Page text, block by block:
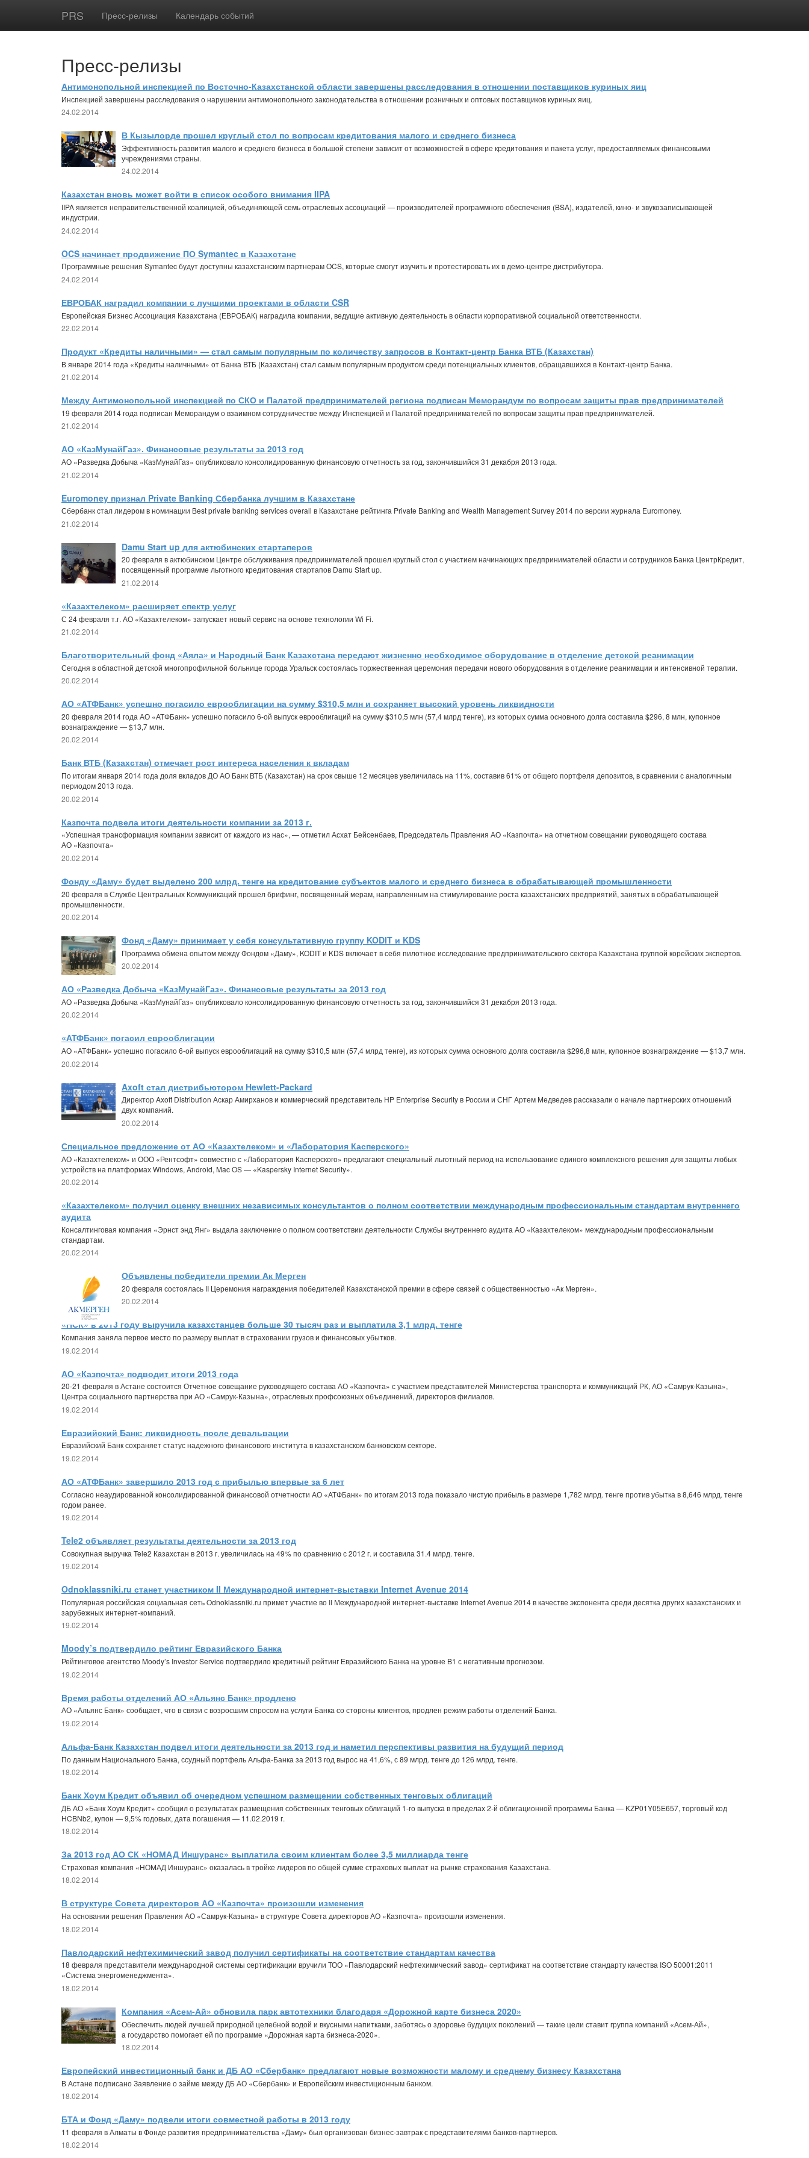
PRS Пресс-релизы Календарь событий
Пресс-релизы
Антимонопольной инспекцией по Восточно-Казахстанской области завершены расследования в отношении поставщиков куриных яиц
Инспекцией завершены расследования о нарушении антимонопольного законодательства в отношении розничных и оптовых поставщиков куриных яиц.
24.02.2014
В Кызылорде прошел круглый стол по вопросам кредитования малого и среднего бизнеса
Эффективность развития малого и среднего бизнеса в большой степени зависит от возможностей в сфере кредитования и пакета услуг, предоставляемых финансовыми
учреждениями страны.
24.02.2014
Казахстан вновь может войти в список особого внимания IIPA
IIPA является неправительственной коалицией, объединяющей семь отраслевых ассоциаций — производителей программного обеспечения (BSA), издателей, кино- и звукозаписывающей
индустрии.
24.02.2014
OCS начинает продвижение ПО Symantec в Казахстане
Программные решения Symantec будут доступны казахстанским партнерам OCS, которые смогут изучить и протестировать их в демо-центре дистрибутора.
24.02.2014
ЕВРОБАК наградил компании с лучшими проектами в области CSR
Европейская Бизнес Ассоциация Казахстана (ЕВРОБАК) наградила компании, ведущие активную деятельность в области корпоративной социальной ответственности.
22.02.2014
Продукт «Кредиты наличными» — стал самым популярным по количеству запросов в Контакт-центр Банка ВТБ (Казахстан)
В январе 2014 года «Кредиты наличными» от Банка ВТБ (Казахстан) стал самым популярным продуктом среди потенциальных клиентов, обращавшихся в Контакт-центр Банка.
21.02.2014
Между Антимонопольной инспекцией по СКО и Палатой предпринимателей региона подписан Меморандум по вопросам защиты прав предпринимателей
19 февраля 2014 года подписан Меморандум о взаимном сотрудничестве между Инспекцией и Палатой предпринимателей по вопросам защиты прав предпринимателей.
21.02.2014
АО «КазМунайГаз». Финансовые результаты за 2013 год
АО «Разведка Добыча «КазМунайГаз» опубликовало консолидированную финансовую отчетность за год, закончившийся 31 декабря 2013 года.
21.02.2014
Euromoney признал Private Banking Сбербанка лучшим в Казахстане
Сбербанк стал лидером в номинации Best private banking services overall в Казахстане рейтинга Private Banking and Wealth Management Survey 2014 по версии журнала Euromoney.
21.02.2014
Damu Start up для актюбинских стартаперов
20 февраля в актюбинском Центре обслуживания предпринимателей прошел круглый стол с участием начинающих предпринимателей области и сотрудников Банка ЦентрКредит,
посвященный программе льготного кредитования стартапов Damu Start up.
21.02.2014
«Казахтелеком» расширяет спектр услуг
С 24 февраля т.г. АО «Казахтелеком» запускает новый сервис на основе технологии Wi Fi.
21.02.2014
Благотворительный фонд «Аяла» и Народный Банк Казахстана передают жизненно необходимое оборудование в отделение детской реанимации
Сегодня в областной детской многопрофильной больнице города Уральск состоялась торжественная церемония передачи нового оборудования в отделение реанимации и интенсивной терапии.
20.02.2014
АО «АТФБанк» успешно погасило еврооблигации на сумму $310,5 млн и сохраняет высокий уровень ликвидности
20 февраля 2014 года АО «АТФБанк» успешно погасило 6-ой выпуск еврооблигаций на сумму $310,5 млн (57,4 млрд тенге), из которых сумма основного долга составила $296, 8 млн, купонное
вознаграждение — $13,7 млн.
20.02.2014
Банк ВТБ (Казахстан) отмечает рост интереса населения к вкладам
По итогам января 2014 года доля вкладов ДО АО Банк ВТБ (Казахстан) на срок свыше 12 месяцев увеличилась на 11%, составив 61% от общего портфеля депозитов, в сравнении с аналогичным
периодом 2013 года.
20.02.2014
Казпочта подвела итоги деятельности компании за 2013 г.
«Успешная трансформация компании зависит от каждого из нас», — отметил Асхат Бейсенбаев, Председатель Правления АО «Казпочта» на отчетном совещании руководящего состава
АО «Казпочта»
20.02.2014
Фонду «Даму» будет выделено 200 млрд. тенге на кредитование субъектов малого и среднего бизнеса в обрабатывающей промышленности
20 февраля в Службе Центральных Коммуникаций прошел брифинг, посвященный мерам, направленным на стимулирование роста казахстанских предприятий, занятых в обрабатывающей
промышленности.
20.02.2014
Фонд «Даму» принимает у себя консультативную группу KODIT и KDS
Программа обмена опытом между Фондом «Даму», KODIT и KDS включает в себя пилотное исследование предпринимательского сектора Казахстана группой корейских экспертов.
20.02.2014
АО «Разведка Добыча «КазМунайГаз». Финансовые результаты за 2013 год
АО «Разведка Добыча «КазМунайГаз» опубликовало консолидированную финансовую отчетность за год, закончившийся 31 декабря 2013 года.
20.02.2014
«АТФБанк» погасил еврооблигации
АО «АТФБанк» успешно погасило 6-ой выпуск еврооблигаций на сумму $310,5 млн (57,4 млрд тенге), из которых сумма основного долга составила $296,8 млн, купонное вознаграждение — $13,7 млн.
20.02.2014
Axoft стал дистрибьютором Hewlett-Packard
Директор Axoft Distribution Аскар Амирханов и коммерческий представитель HP Enterprise Security в России и СНГ Артем Медведев рассказали о начале партнерских отношений
двух компаний.
20.02.2014
Специальное предложение от АО «Казахтелеком» и «Лаборатория Касперского»
АО «Казахтелеком» и ООО «Рентсофт» совместно с «Лаборатория Касперского» предлагают специальный льготный период на использование единого комплексного решения для защиты любых
устройств на платформах Windows, Android, Mac OS — «Kaspersky Internet Security».
20.02.2014
«Казахтелеком» получил оценку внешних независимых консультантов о полном соответствии международным профессиональным стандартам внутреннего
аудита
Консалтинговая компания «Эрнст энд Янг» выдала заключение о полном соответствии деятельности Службы внутреннего аудита АО «Казахтелеком» международным профессиональным
стандартам.
20.02.2014
Объявлены победители премии Ак Мерген
20 февраля состоялась II Церемония награждения победителей Казахстанской премии в сфере связей с общественностью «Ак Мерген».
20.02.2014
«НСК» в 2013 году выручила казахстанцев больше 30 тысяч раз и выплатила 3,1 млрд. тенге
Компания заняла первое место по размеру выплат в страховании грузов и финансовых убытков.
19.02.2014
АО «Казпочта» подводит итоги 2013 года
20-21 февраля в Астане состоится Отчетное совещание руководящего состава АО «Казпочта» с участием представителей Министерства транспорта и коммуникаций РК, АО «Самрук-Казына»,
Центра социального партнерства при АО «Самрук-Казына», отраслевых профсоюзных объединений, директоров филиалов.
19.02.2014
Евразийский Банк: ликвидность после девальвации
Евразийский Банк сохраняет статус надежного финансового института в казахстанском банковском секторе.
19.02.2014
АО «АТФБанк» завершило 2013 год с прибылью впервые за 6 лет
Согласно неаудированной консолидированной финансовой отчетности АО «АТФБанк» по итогам 2013 года показало чистую прибыль в размере 1,782 млрд. тенге против убытка в 8,646 млрд. тенге
годом ранее.
19.02.2014
Tele2 объявляет результаты деятельности за 2013 год
Совокупная выручка Tele2 Казахстан в 2013 г. увеличилась на 49% по сравнению с 2012 г. и составила 31.4 млрд. тенге.
19.02.2014
Odnoklassniki.ru станет участником II Международной интернет-выставки Internet Avenue 2014
Популярная российская социальная сеть Odnoklassniki.ru примет участие во II Международной интернет-выставке Internet Avenue 2014 в качестве экспонента среди десятка других казахстанских и
зарубежных интернет-компаний.
19.02.2014
Moody’s подтвердило рейтинг Евразийского Банка
Рейтинговое агентство Moody’s Investor Service подтвердило кредитный рейтинг Евразийского Банка на уровне B1 с негативным прогнозом.
19.02.2014
Время работы отделений АО «Альянс Банк» продлено
АО «Альянс Банк» сообщает, что в связи с возросшим спросом на услуги Банка со стороны клиентов, продлен режим работы отделений Банка.
19.02.2014
Альфа-Банк Казахстан подвел итоги деятельности за 2013 год и наметил перспективы развития на будущий период
По данным Национального Банка, ссудный портфель Альфа-Банка за 2013 год вырос на 41,6%, с 89 млрд. тенге до 126 млрд. тенге.
18.02.2014
Банк Хоум Кредит объявил об очередном успешном размещении собственных тенговых облигаций
ДБ АО «Банк Хоум Кредит» сообщил о результатах размещения собственных тенговых облигаций 1-го выпуска в пределах 2-й облигационной программы Банка — KZP01Y05E657, торговый код
HCBNb2, купон — 9,5% годовых, дата погашения — 11.02.2019 г.
18.02.2014
За 2013 год АО СК «НОМАД Иншуранс» выплатила своим клиентам более 3,5 миллиарда тенге
Страховая компания «НОМАД Иншуранс» оказалась в тройке лидеров по общей сумме страховых выплат на рынке страхования Казахстана.
18.02.2014
В структуре Совета директоров АО «Казпочта» произошли изменения
На основании решения Правления АО «Самрук-Казына» в структуре Совета директоров АО «Казпочта» произошли изменения.
18.02.2014
Павлодарский нефтехимический завод получил сертификаты на соответствие стандартам качества
18 февраля представители международной системы сертификации вручили ТОО «Павлодарский нефтехимический завод» сертификат на соответствие стандарту качества ISO 50001:2011
«Система энергоменеджмента».
18.02.2014
Компания «Асем-Ай» обновила парк автотехники благодаря «Дорожной карте бизнеса 2020»
Обеспечить людей лучшей природной целебной водой и вкусными напитками, заботясь о здоровье будущих поколений — такие цели ставит группа компаний «Асем-Ай»,
а государство помогает ей по программе «Дорожная карта бизнеса-2020».
18.02.2014
Европейский инвестиционный банк и ДБ АО «Сбербанк» предлагают новые возможности малому и среднему бизнесу Казахстана
В Астане подписано Заявление о займе между ДБ АО «Сбербанк» и Европейским инвестиционным банком.
18.02.2014
БТА и Фонд «Даму» подвели итоги совместной работы в 2013 году
11 февраля в Алматы в Фонде развития предпринимательства «Даму» был организован бизнес-завтрак с представителями банков-партнеров.
18.02.2014